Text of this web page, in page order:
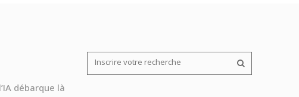
débarque là